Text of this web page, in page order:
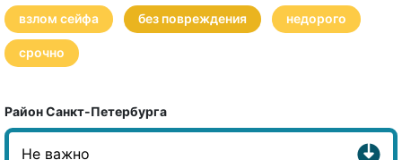
взлом сейфа без повреждения недорого
срочно
Район Санкт-Петербурга